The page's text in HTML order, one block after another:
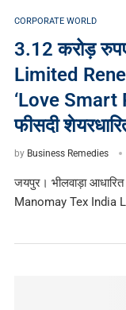
CORPORATE WORLD
3.12 करोड़
Limited
‘Love Smart
फीसदी
by Business Remedies
जयपुर। भीलवाड़ा
Manomay Tex India